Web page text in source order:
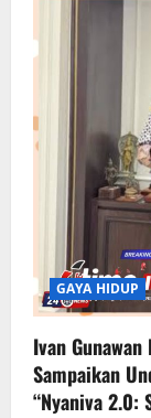
GAYA HIDUP
Ivan
Sampaikan
“Nyaniva 2.0: